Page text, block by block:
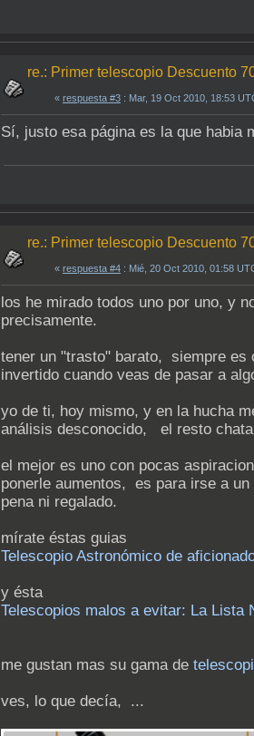
re.: Primer telescopio Descuento
« respuesta #3 : Mar, 19 Oct 2010, 18:53
Sí, justo esa página es la que habia
re.: Primer telescopio Descuento
« respuesta #4 : Mié, 20 Oct 2010, 01:58
los he mirado todos uno por uno, y
precisamente.
tener un "trasto" barato, siempre es
invertido cuando veas de pasar a
yo de ti, hoy mismo, y en la hucha
análisis desconocido, el resto
el mejor es uno con pocas
ponerle aumentos, es para irse a
pena ni regalado.
mírate éstas guias
Telescopio Astronómico de
y ésta
Telescopios malos a evitar: La Lista
me gustan mas su gama de
ves, lo que decía, ...